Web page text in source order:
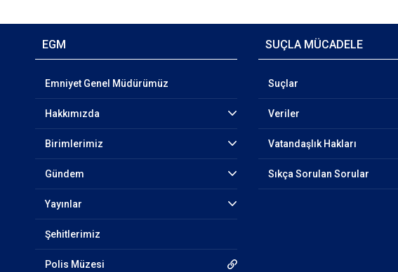
EGM
Emniyet Genel Müdürümüz
Hakkımızda
Birimlerimiz
Gündem
Yayınlar
Şehitlerimiz
Polis Müzesi
SUÇLA MÜCADELE
Suçlar
Veriler
Vatandaşlık Hakları
Sıkça Sorulan Sorular